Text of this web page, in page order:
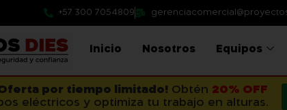
+57 300 7054809
Inicio Nosotros Equipos
por tiempo limitado! Obtén 20% OFF
eléctricos y optimiza tu trabajo en alturas.